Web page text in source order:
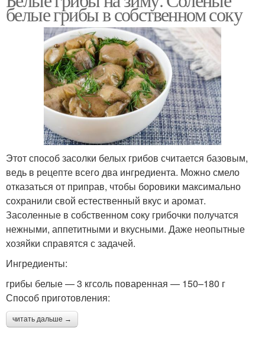
белые грибы в собственном соку
Этот способ засолки белых грибов считается базовым,
ведь в рецепте всего два ингредиента. Можно смело
отказаться от приправ, чтобы боровики максимально
сохранили свой естественный вкус и аромат.
Засоленные в собственном соку грибочки получатся
нежными, аппетитными и вкусными. Даже неопытные
хозяйки справятся с задачей.
Ингредиенты:
грибы белые — 3 кгсоль поваренная — 150–180 г
Способ приготовления:
читать дальше →